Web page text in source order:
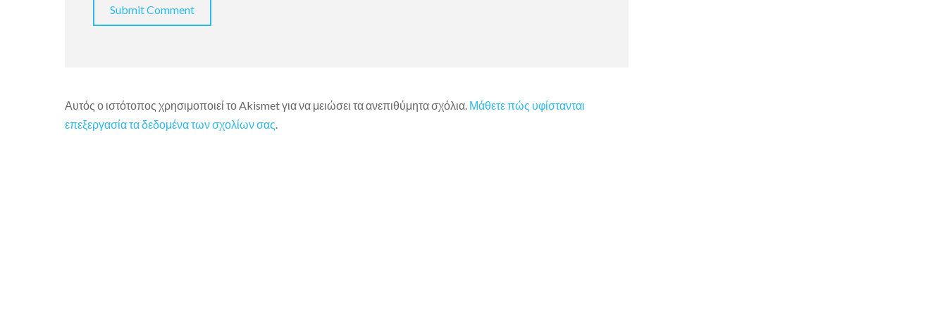
Αυτός ο ιστότοπος χρησιμοποιεί το Akismet για να μειώσει τα ανεπιθύμητα σχόλια. Μάθετε πώς υφίστανται
επεξεργασία τα δεδομένα των σχολίων σας.